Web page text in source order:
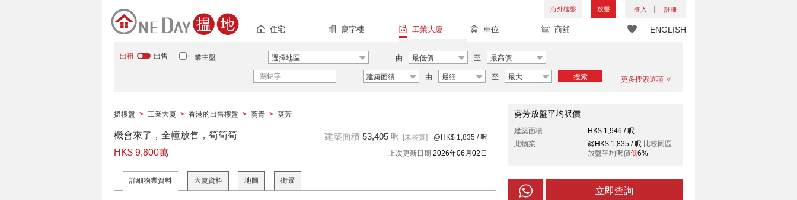
海外樓盤 放盤 登入 註冊
ENGLISH
住宅 寫字樓 工業大廈 車位 商舖
出租 出售 業主盤 選擇地區 由 最低價 至 最高價
建築面績 由 最細 至 最大 搜索 更多搜索選項
搵樓盤 > 工業大廈 > 香港的出售樓盤 > 葵青 > 葵芳
機會來了，全幢放售，筍筍筍
HK$ 9,800萬
建築面積 53,405 呎 [未核實] @HK$ 1,835 / 呎
上次更新日期 2026年06月02日
詳細物業資料 大廈資料 地圖 街景
葵芳放盤平均呎價
建築面積
HK$ 1,946 / 呎
此物業
@HK$ 1,835 / 呎 比較同區
放盤平均呎價低6%
立即查詢